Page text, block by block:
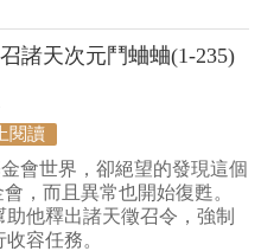
諸天次元鬥蛐蛐(1-235)
閱讀
會世界，卻絕望的發現這個
，而且異常也開始復甦。
他釋出諸天徵召令，強制
容任務。